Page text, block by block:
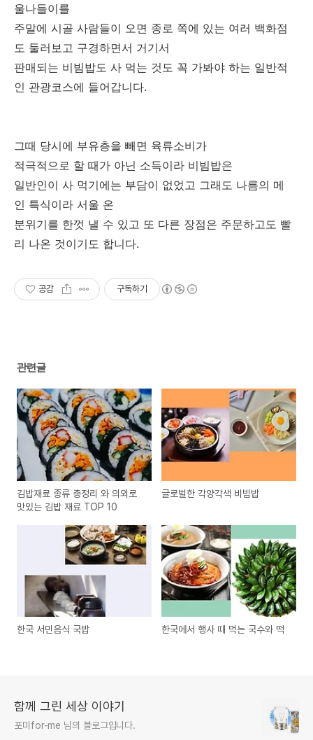
울나들이를
주말에 시골 사람들이 오면 종로 쪽에 있는 여러 백화점
도 둘러보고 구경하면서 거기서
판매되는 비빔밥도 사 먹는 것도 꼭 가봐야 하는 일반적
인 관광코스에 들어갑니다.
그때 당시에 부유층을 빼면 육류소비가
적극적으로 할 때가 아닌 소득이라 비빔밥은
일반인이 사 먹기에는 부담이 없었고 그래도 나름의 메
인 특식이라 서울 온
분위기를 한껏 낼 수 있고 또 다른 장점은 주문하고도 빨
리 나온 것이기도 합니다.
공감 구독하기
관련글
김밥재료 종류 총정리 와 의외로
맛있는 김밥 재료 TOP 10
글로벌한 각양각색 비빔밥
한국 서민음식 국밥 한국에서 행사 때 먹는 국수와 떡
함께 그린 세상 이야기
포미for-me 님의 블로그입니다.